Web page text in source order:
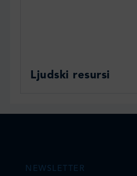
Ljudski resursi
NEWSLETTER